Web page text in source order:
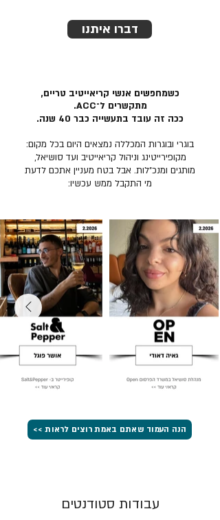
דברו איתנו
כשמחפשים אנשי קריאייטיב טריים,
מתקשרים ל־ACC.
ככה זה עובד בתעשייה כבר 40 שנה.
בוגרי ובוגרות המכללה נמצאים היום בכל מקום:
מקופירייטינג וניהול קריאייטיב ועד סושיאל,
מותגים ומנכ״לות. אבל בטח מעניין אתכם לדעת
מי התקבל ממש עכשיו:
הנה העמוד שאתם באמת רוצים לראות >>
עבודות סטודנטים